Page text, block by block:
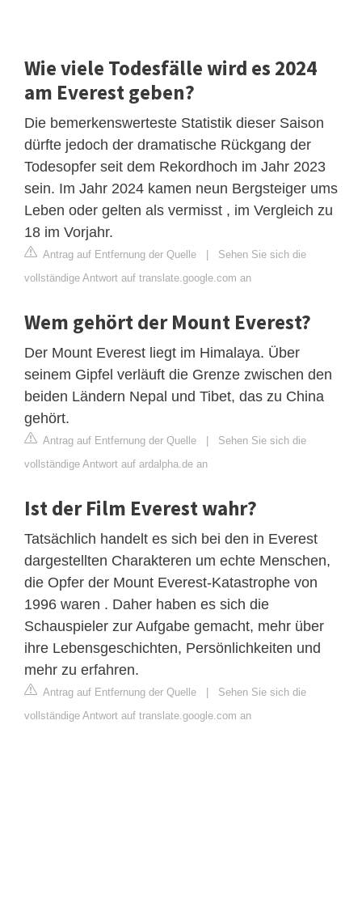
Wie viele Todesfälle wird es 2024
am Everest geben?
Die bemerkenswerteste Statistik dieser Saison
dürfte jedoch der dramatische Rückgang der
Todesopfer seit dem Rekordhoch im Jahr 2023
sein. Im Jahr 2024 kamen neun Bergsteiger ums
Leben oder gelten als vermisst , im Vergleich zu
18 im Vorjahr.
Antrag auf Entfernung der Quelle | Sehen Sie sich die
vollständige Antwort auf translate.google.com an
Wem gehört der Mount Everest?
Der Mount Everest liegt im Himalaya. Über
seinem Gipfel verläuft die Grenze zwischen den
beiden Ländern Nepal und Tibet, das zu China
gehört.
Antrag auf Entfernung der Quelle | Sehen Sie sich die
vollständige Antwort auf ardalpha.de an
Ist der Film Everest wahr?
Tatsächlich handelt es sich bei den in Everest
dargestellten Charakteren um echte Menschen,
die Opfer der Mount Everest-Katastrophe von
1996 waren . Daher haben es sich die
Schauspieler zur Aufgabe gemacht, mehr über
ihre Lebensgeschichten, Persönlichkeiten und
mehr zu erfahren.
Antrag auf Entfernung der Quelle | Sehen Sie sich die
vollständige Antwort auf translate.google.com an